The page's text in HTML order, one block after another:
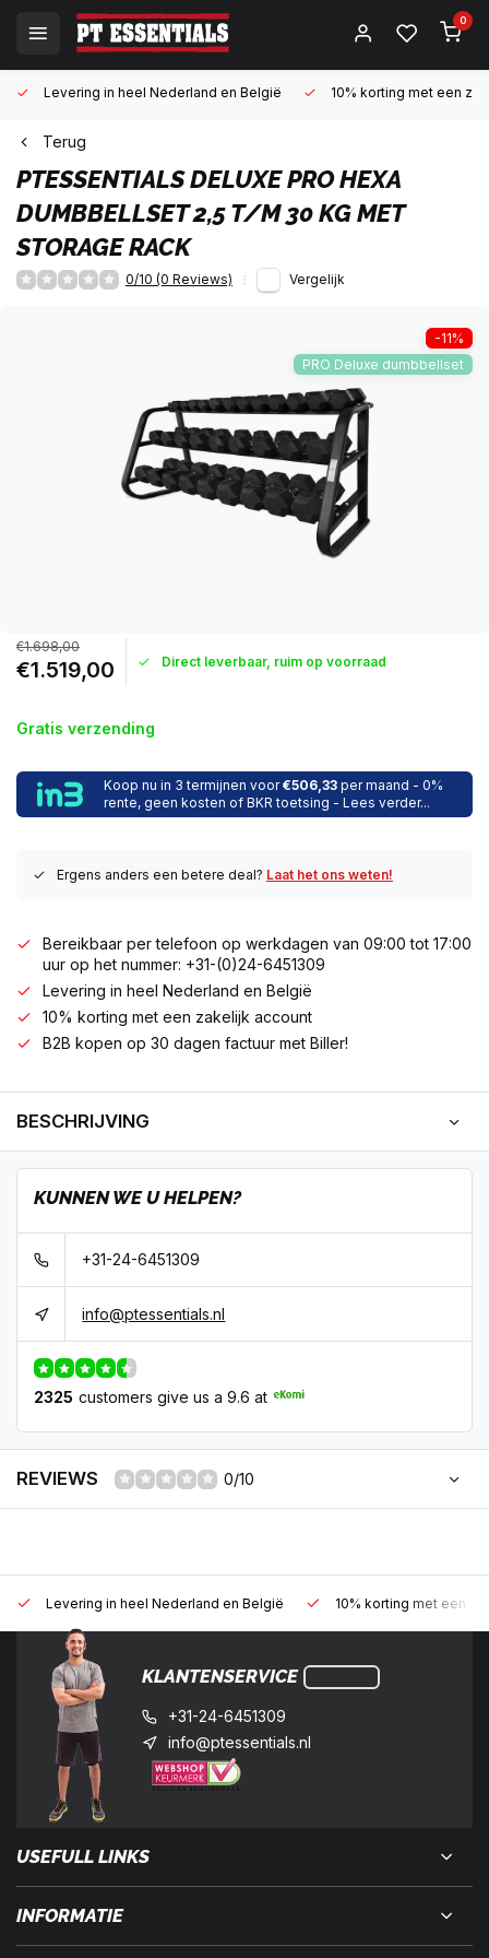
0
Levering in heel Nederland en België 10% korting met een
Terug
PTESSENTIALSDELUXE PRO HEXA
DUMBBELLSET 2,5 T/M 30 KG MET
STORAGE RACK
0/10 (0 Reviews) Vergelijk
-11%
PRO Deluxe dumbbellset
€1.698,00
€1.519,00 Direct leverbaar, ruim op voorraad
Gratis verzending
Koop nu in 3 termijnen voor€506,33 per maand - 0%
rente, geen kosten of BKR toetsing - Lees verder...
Ergens anders een betere deal? Laat het ons weten!
Bereikbaar per telefoon op werkdagen van 09:00 tot 17:00
uur op het nummer: +31-(0)24-6451309
Levering in heel Nederland en België
10% korting met een zakelijk account
B2B kopen op 30 dagen factuur met Biller!
BESCHRIJVING
KUNNEN WE U HELPEN?
+31-24-6451309
info@ptessentials.nl
2325 customers give us a 9.6 at
REVIEWS 0/10
Levering in heel Nederland en België 10% korting met een
KLANTENSERVICE
+31-24-6451309
info@ptessentials.nl
USEFULL LINKS
INFORMATIE